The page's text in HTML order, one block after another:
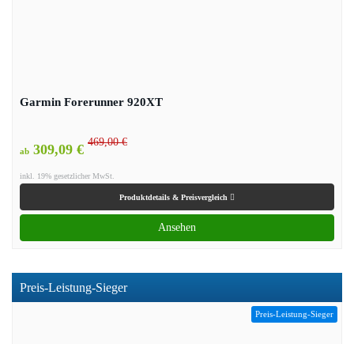
Garmin Forerunner 920XT
ab 309,09 € 469,00 €
inkl. 19% gesetzlicher MwSt.
Produktdetails & Preisvergleich
Ansehen
Preis-Leistung-Sieger
Preis-Leistung-Sieger